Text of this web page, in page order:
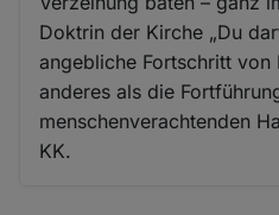
Doktrin der Kirche „Du
angebliche Fortschritt von
anderes als die
menschenverachtenden
KK.